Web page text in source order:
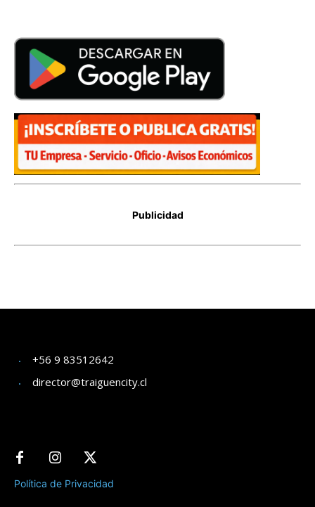
+56 9 83512642
director@traiguencity.cl
Política de Privacidad